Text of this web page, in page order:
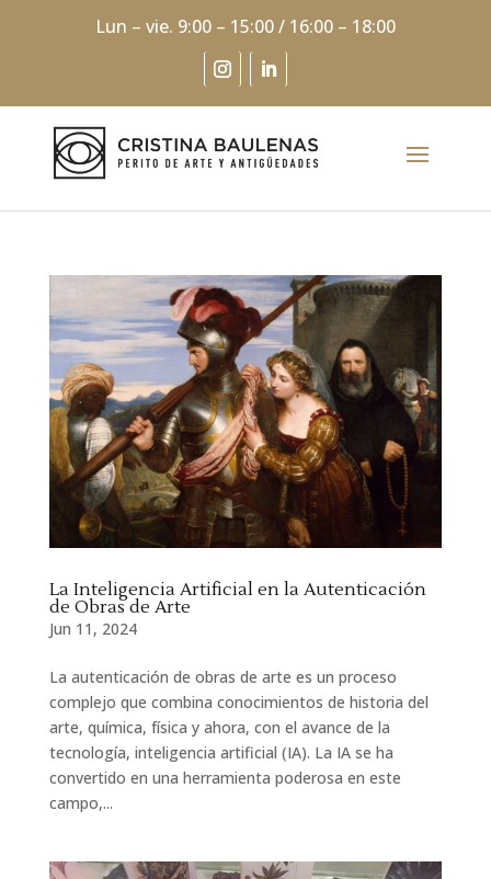
Lun – vie. 9:00 – 15:00 / 16:00 – 18:00
La Inteligencia Artificial en la Autenticación
de Obras de Arte
Jun 11, 2024
La autenticación de obras de arte es un proceso
complejo que combina conocimientos de historia del
arte, química, física y ahora, con el avance de la
tecnología, inteligencia artificial (IA). La IA se ha
convertido en una herramienta poderosa en este
campo,...